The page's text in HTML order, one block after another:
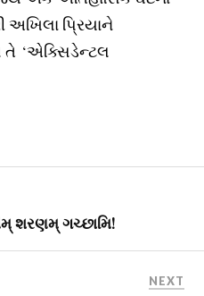
પ્રિયાને
તે ‘એક્સિડેન્ટલ
શરણમ્ ગચ્છામિ!
NEXT